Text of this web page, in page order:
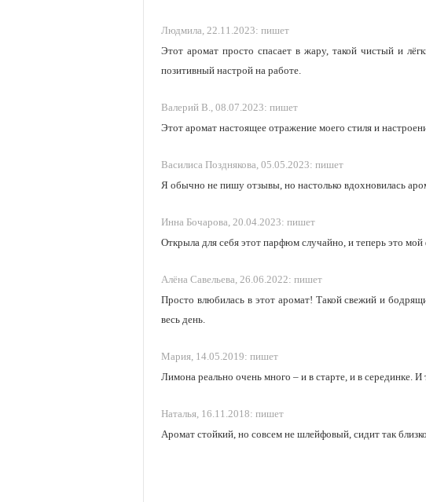
Людмила, 22.11.2023: пишет
Этот аромат просто спасает в жару, такой чистый и
позитивный настрой на работе.
Валерий В., 08.07.2023: пишет
Этот аромат настоящее отражение моего стиля и
Василиса Позднякова, 05.05.2023: пишет
Я обычно не пишу отзывы, но настолько вдохновилась
Инна Бочарова, 20.04.2023: пишет
Открыла для себя этот парфюм случайно, и теперь это
Алёна Савельева, 26.06.2022: пишет
Просто влюбилась в этот аромат! Такой свежий и
весь день.
Мария, 14.05.2019: пишет
Лимона реально очень много – и в старте, и в серединке.
Наталья, 16.11.2018: пишет
Аромат стойкий, но совсем не шлейфовый, сидит так